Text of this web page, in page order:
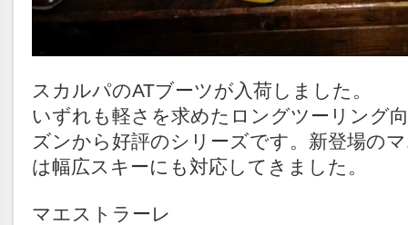
スカルパのATブーツが入荷しました。
いずれも軽さを求めたロングツーリング
ズンから好評のシリーズです。新登場の
は幅広スキーにも対応してきました。
マエストラーレ